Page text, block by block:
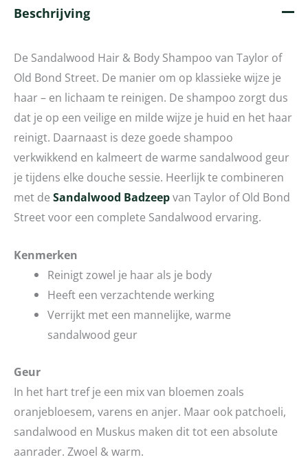
Beschrijving
De Sandalwood Hair & Body Shampoo van Taylor of
Old Bond Street. De manier om op klassieke wijze je
haar – en lichaam te reinigen. De shampoo zorgt dus
dat je op een veilige en milde wijze je huid en het haar
reinigt. Daarnaast is deze goede shampoo
verkwikkend en kalmeert de warme sandalwood geur
je tijdens elke douche sessie. Heerlijk te combineren
met de Sandalwood Badzeepvan Taylor of Old Bond
Street voor een complete Sandalwood ervaring.
Kenmerken
Reinigt zowel je haar als je body
Heeft een verzachtende werking
Verrijkt met een mannelijke, warme
sandalwood geur
Geur
In het hart tref je een mix van bloemen zoals
oranjebloesem, varens en anjer. Maar ook patchoeli,
sandalwood en Muskus maken dit tot een absolute
aanrader. Zwoel & warm.